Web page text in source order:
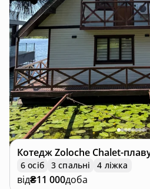
• генератор
Будинок ідеально підходить
відпочинку, романтичного
усамітнення або спокійних
Без гучних вечірок. Лише
час для себе.
КотеджZoloche Chalet-
6 осіб 3 спальні 4 ліжка
від₴11 000доба